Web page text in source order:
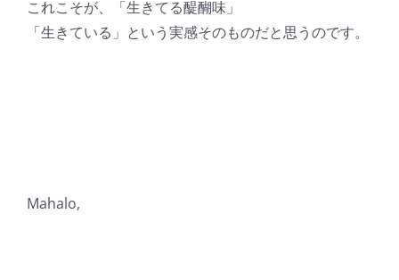
これこそが、「生きてる醍醐味」
「生きている」という実感そのものだと思うのです。
Mahalo,